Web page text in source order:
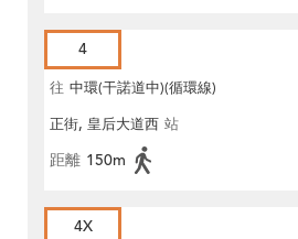
4
往 中環(干諾道中)(循環線)
正街, 皇后大道西 站
距離 150m
4X